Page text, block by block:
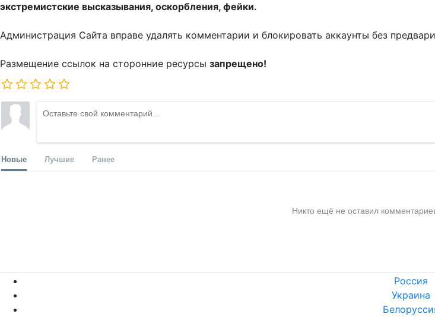
экстремистские высказывания, оскорбления, фейки.
Администрация Сайта вправе удалять комментарии и блокировать аккаунты без
Размещение ссылок на сторонние ресурсы запрещено!
Новые Лучшие Ранее
Никто ещё не оставил
Россия
Украина